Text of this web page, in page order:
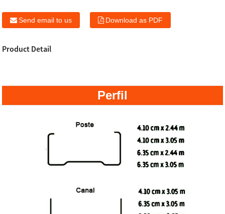
Send email to us Download as PDF
Product Detail
Perfil